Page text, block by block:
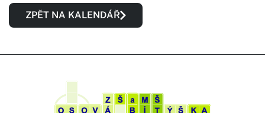
ZPĚT NA KALENDÁŘ